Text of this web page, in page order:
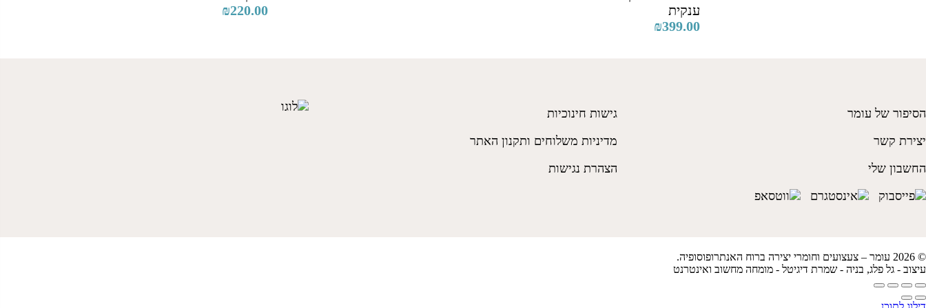
ענקית
₪399.00
₪220.00
הסיפור של עומר
יצירת קשר
החשבון שלי
גישות חינוכיות
מדיניות משלוחים ותקנון האתר
הצהרת נגישות
© 2026 עומר – צעצועים וחומרי יצירה ברוח האנתרופוסופיה.
עיצוב - גל פלג, בניה - שמרת דיגיטל - מומחה מחשוב ואינטרנט